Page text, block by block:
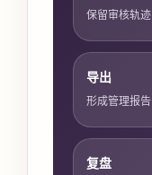
保留审核轨迹
导出
形成管理报告
复盘